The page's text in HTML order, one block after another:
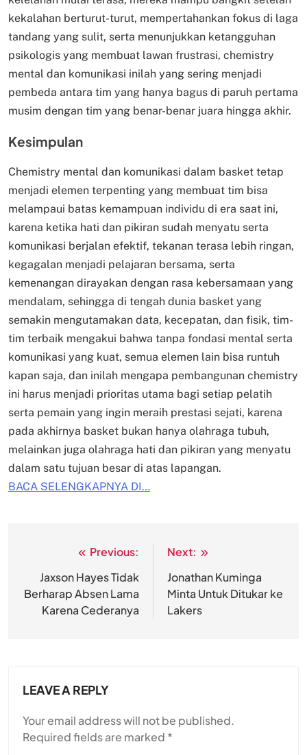
kekalahan berturut-turut, mempertahankan fokus di laga
tandang yang sulit, serta menunjukkan ketangguhan
psikologis yang membuat lawan frustrasi, chemistry
mental dan komunikasi inilah yang sering menjadi
pembeda antara tim yang hanya bagus di paruh pertama
musim dengan tim yang benar-benar juara hingga akhir.
Kesimpulan
Chemistry mental dan komunikasi dalam basket tetap
menjadi elemen terpenting yang membuat tim bisa
melampaui batas kemampuan individu di era saat ini,
karena ketika hati dan pikiran sudah menyatu serta
komunikasi berjalan efektif, tekanan terasa lebih ringan,
kegagalan menjadi pelajaran bersama, serta
kemenangan dirayakan dengan rasa kebersamaan yang
mendalam, sehingga di tengah dunia basket yang
semakin mengutamakan data, kecepatan, dan fisik, tim-
tim terbaik mengakui bahwa tanpa fondasi mental serta
komunikasi yang kuat, semua elemen lain bisa runtuh
kapan saja, dan inilah mengapa pembangunan chemistry
ini harus menjadi prioritas utama bagi setiap pelatih
serta pemain yang ingin meraih prestasi sejati, karena
pada akhirnya basket bukan hanya olahraga tubuh,
melainkan juga olahraga hati dan pikiran yang menyatu
dalam satu tujuan besar di atas lapangan.
BACA SELENGKAPNYA DI…
navigation
Previous:
Jaxson Hayes Tidak
Berharap Absen Lama
Karena Cederanya
Next:
Jonathan Kuminga
Minta Untuk Ditukar ke
Lakers
LEAVE A REPLY
Your email address will not be published.
Required fields are marked *